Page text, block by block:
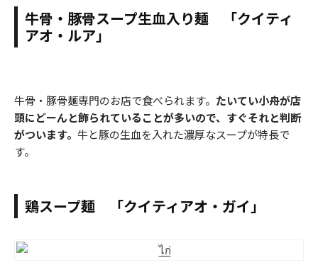
牛骨・豚骨スープ生血入り麺 「クイティ
アオ・ルア」
牛骨・豚骨麺専門のお店で食べられます。 たいてい小舟が店
頭にどーんと飾られていることが多いので、すぐそれと判断
がついます。 牛と豚の生血を入れた濃厚なスープが特長で
す。
鶏スープ麺 「クイティアオ・ガイ」